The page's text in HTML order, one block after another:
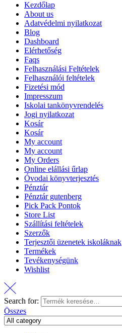
Kezdőlap
About us
Adatvédelmi nyilatkozat
Blog
Dashboard
Elérhetőség
Faqs
Felhasználási Feltételek
Felhasználói feltételek
Fizetési mód
Impresszum
Iskolai tankönyvrendelés
Jogi nyilatkozat
Kosár
Kosár
My account
My account
My Orders
Online elállási űrlap
Óvodai könyvterjesztés
Pénztár
Pénztár gutenberg
Pick Pack Pontok
Store List
Szállítási feltételek
Szerzők
Terjesztői üzenetek iskoláknak
Termékek
Tevékenységünk
Wishlist
Search for:
Összes